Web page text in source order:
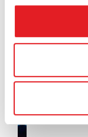
I have